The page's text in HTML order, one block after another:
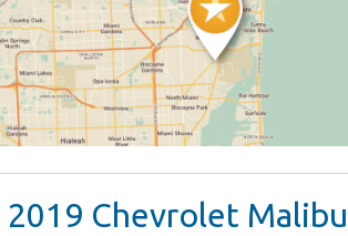
2019 Chevrolet Malibu